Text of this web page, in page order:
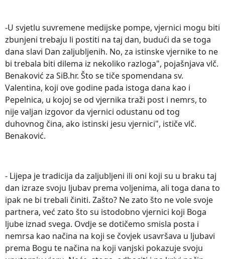
-U svjetlu suvremene medijske pompe, vjernici mogu biti
zbunjeni trebaju li postiti na taj dan, budući da se toga
dana slavi Dan zaljubljenih. No, za istinske vjernike to ne
bi trebala biti dilema iz nekoliko razloga", pojašnjava vlč.
Benaković za SiB.hr. Što se tiče spomendana sv.
Valentina, koji ove godine pada istoga dana kao i
Pepelnica, u kojoj se od vjernika traži post i nemrs, to
nije valjan izgovor da vjernici odustanu od tog
duhovnog čina, ako istinski jesu vjernici", ističe vlč.
Benaković.
- Lijepa je tradicija da zaljubljeni ili oni koji su u braku taj
dan izraze svoju ljubav prema voljenima, ali toga dana to
ipak ne bi trebali činiti. Zašto? Ne zato što ne vole svoje
partnera, već zato što su istodobno vjernici koji Boga
ljube iznad svega. Ovdje se dotičemo smisla posta i
nemrsa kao načina na koji se čovjek usavršava u ljubavi
prema Bogu te načina na koji vanjski pokazuje svoju